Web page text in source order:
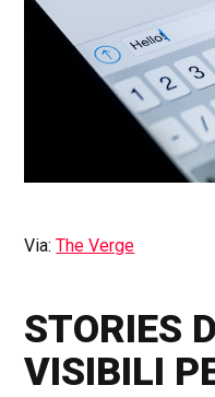
Via:The Verge
STORIES
VISIBILI